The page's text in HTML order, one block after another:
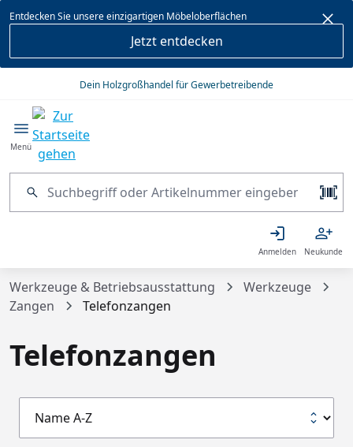
springen
Entdecken Sie unsere einzigartigen Möbeloberflächen
Jetzt entdecken
Dein Holzgroßhandel für Gewerbetreibende
Menü
Anmelden Neukunde
Werkzeuge & Betriebsausstattung
Werkzeuge
Zangen
Telefonzangen
Telefonzangen